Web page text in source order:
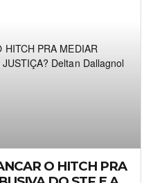
O HITCH PRA